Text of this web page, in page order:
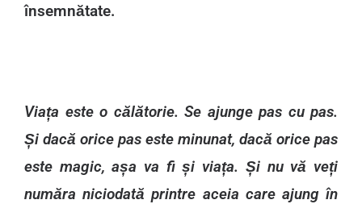
însemnătate.
Viața este o călătorie. Se ajunge pas cu pas.
Și dacă orice pas este minunat, dacă orice pas
este magic, așa va fi și viața. Și nu vă veți
număra niciodată printre aceia care ajung în